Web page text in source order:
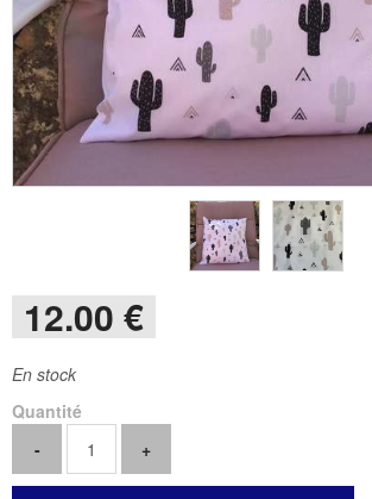
12.00 €
En stock
Quantité